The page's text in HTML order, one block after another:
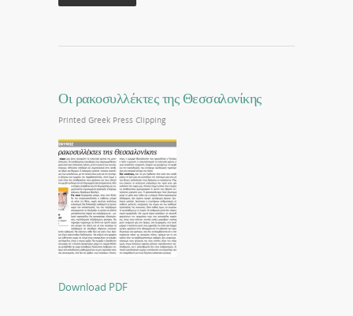
Οι ρακοσυλλέκτες της Θεσσαλονίκης
Printed Greek Press Clipping
Download PDF